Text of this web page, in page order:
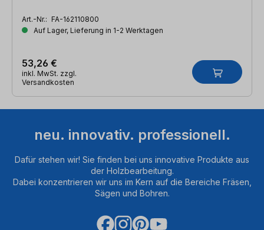
Art.-Nr.: FA-162110800
Auf Lager, Lieferung in 1-2 Werktagen
53,26 €
inkl. MwSt. zzgl.
Versandkosten
neu. innovativ. professionell.
Dafür stehen wir! Sie finden bei uns innovative Produkte aus
der Holzbearbeitung.
Dabei konzentrieren wir uns im Kern auf die Bereiche Fräsen,
Sägen und Bohren.